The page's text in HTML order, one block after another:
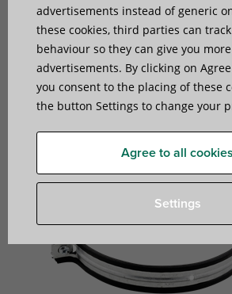
Walraven Aero®
for spiral ventilation ducts
advertisements instead of generic
these cookies, third parties can
behaviour so they can give you
advertisements. By clicking on
you consent to the placing of these
the button Settings to change your
Agree to all cookies
Settings